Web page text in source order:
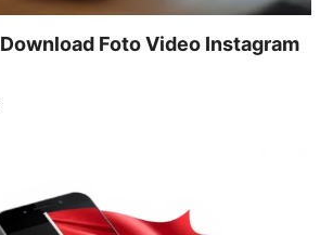
Foto Video Instagram